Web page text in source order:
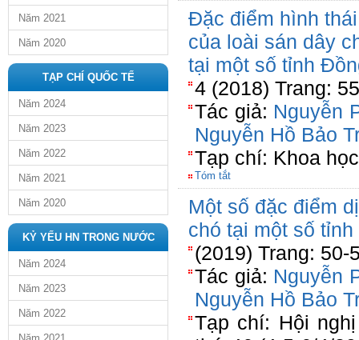
Năm 2021
Năm 2020
TẠP CHÍ QUỐC TẾ
Năm 2024
Năm 2023
Năm 2022
Năm 2021
Năm 2020
KỶ YẾU HN TRONG NƯỚC
Năm 2024
Năm 2023
Năm 2022
Đặc điểm hình
của loài sán dây
tại một số tỉnh
4 (2018) Trang:
Tác giả: Nguyễn
Nguyễn Hồ Bảo
Tạp chí: Khoa
Tóm tắt
Một số đặc điểm
chó tại một số
(2019) Trang: 50-
Tác giả: Nguyễn
Nguyễn Hồ Bảo
Tạp chí: Hội